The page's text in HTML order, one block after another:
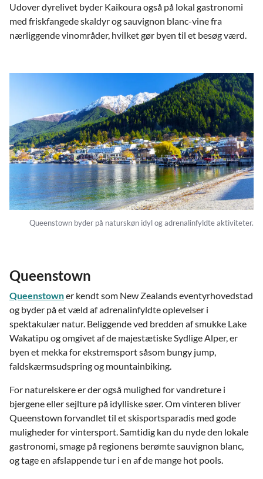
Udover dyrelivet byder Kaikoura også på lokal gastronomi
med friskfangede skaldyr og sauvignon blanc-vine fra
nærliggende vinområder, hvilket gør byen til et besøg værd.
Queenstown byder på naturskøn idyl og adrenalinfyldte aktiviteter.
Queenstown
Queenstowner kendt som New Zealands eventyrhovedstad
og byder på et væld af adrenalinfyldte oplevelser i
spektakulær natur. Beliggende ved bredden af smukke Lake
Wakatipu og omgivet af de majestætiske Sydlige Alper, er
byen et mekka for ekstremsport såsom bungy jump,
faldskærmsudspring og mountainbiking.
For naturelskere er der også mulighed for vandreture i
bjergene eller sejlture på idylliske søer. Om vinteren bliver
Queenstown forvandlet til et skisportsparadis med gode
muligheder for vintersport. Samtidig kan du nyde den lokale
gastronomi, smage på regionens berømte sauvignon blanc,
og tage en afslappende tur i en af de mange hot pools.